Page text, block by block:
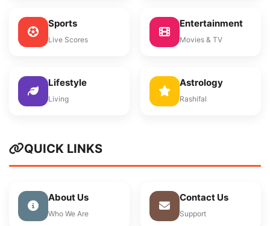
Sports
Live Scores
Entertainment
Movies & TV
Lifestyle
Living
Astrology
Rashifal
QUICK LINKS
About Us
Who We Are
Contact Us
Support